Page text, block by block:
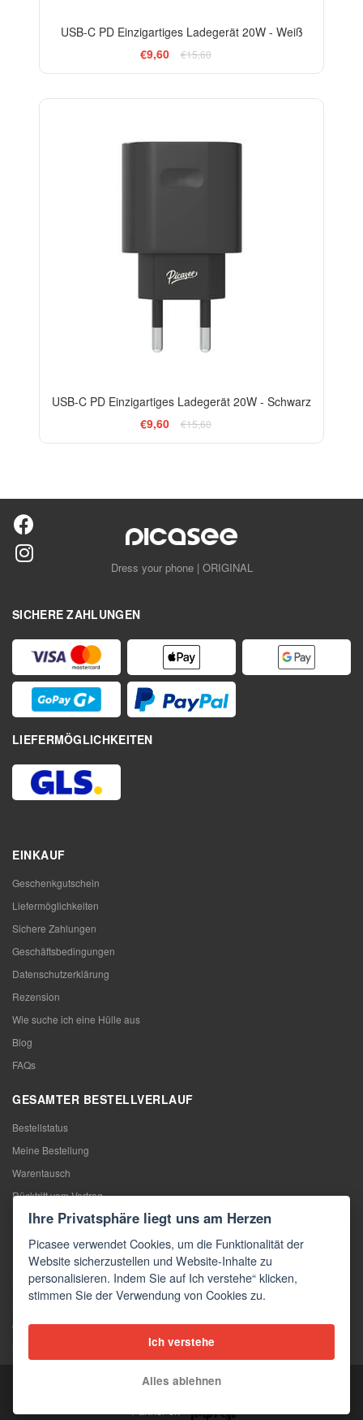
USB-C PD Einzigartiges Ladegerät 20W - Weiß
€9,60
€15,60
USB-C PD Einzigartiges Ladegerät 20W - Schwarz
€9,60
€15,60
Dress your phone | ORIGINAL
SICHERE ZAHLUNGEN
LIEFERMÖGLICHKEITEN
EINKAUF
Geschenkgutschein
Liefermöglichkeiten
Sichere Zahlungen
Geschäftsbedingungen
Datenschutzerklärung
Rezension
Wie suche ich eine Hülle aus
Blog
FAQs
GESAMTER BESTELLVERLAUF
Bestellstatus
Meine Bestellung
Warentausch
Rücktritt vom Vertrag
Reklamation
KONTAKTE
Kontakte
Kontaktformular
Großhandel
Copyright © 2026 Picasee
Partner of:
Ihre Privatsphäre liegt uns am Herzen
Picasee verwendet Cookies, um die Funktionalität der
Website sicherzustellen und Website-Inhalte zu
personalisieren. Indem Sie auf Ich verstehe“ klicken,
stimmen Sie der Verwendung von Cookies zu.
Ich verstehe
Alles ablehnen